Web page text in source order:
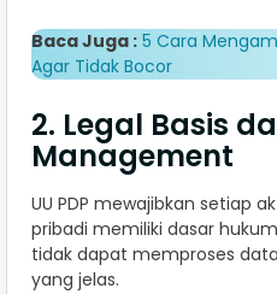
Baca Juga : 5 Cara
Agar Tidak Bocor
2. Legal Basis
Management
UU PDP mewajibkan setiap
pribadi memiliki dasar
tidak dapat memproses
yang jelas.